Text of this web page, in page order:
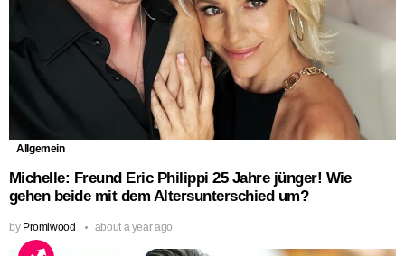
Allgemein
Michelle: Freund Eric Philippi 25 Jahre jünger! Wie
gehen beide mit dem Altersunterschied um?
by Promiwood about a year ago